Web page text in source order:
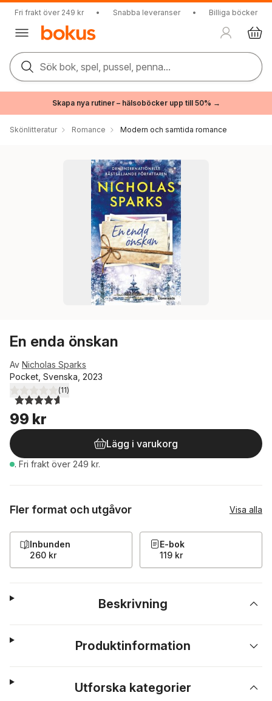
Fri frakt över 249 kr • Snabba leveranser • Billiga böcker
Sök bok, spel, pussel, penna...
Skapa nya rutiner – hälsoböcker upp till 50% →
Skönlitteratur Romance Modern och samtida romance
En enda önskan
Av Nicholas Sparks
Pocket, Svenska, 2023
4,6utav 5 stjärnor. Totalt antal röster:
(11)
99 kr
Lägg i varukorg
. Fri frakt över 249 kr.
Fler format och utgåvor Visa alla
Inbunden
260 kr
E-bok
119 kr
Beskrivning
Produktinformation
Utforska kategorier